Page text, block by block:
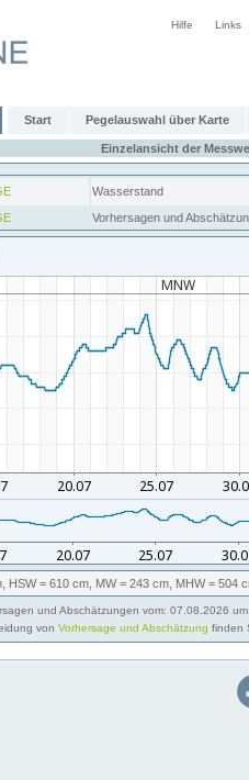
Hilfe Links
Start Pegelauswahl über Karte
Einzelansicht der
Wasserstand
Vorhersagen und
HSW= 610 cm, MW= 243 cm, MHW= 504
und Abschätzungen vom: 07.08.2026
von Vorhersage und Abschätzung finden